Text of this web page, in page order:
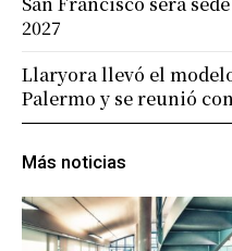
Más noticias
2027
Llaryora llevó el
Palermo y se reunió